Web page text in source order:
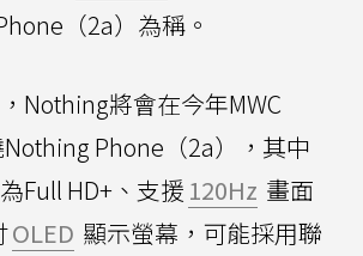
（2a）為稱。
Nothing將會在今年MWC
Phone（2a），其中
Full HD+、支援 120Hz 畫面
OLED 顯示螢幕，可能採用聯